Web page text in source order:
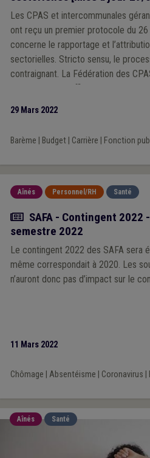
Les CPAS et intercommunales
ont reçu un premier protocole du
concerne le rapportage et
sectorielles. Stricto sensu, le
contraignant. La Fédération des
publiques ; l’intérêt de s’inscrire
S publiques wallonnes.
29 Mars 2022
Barème Budget| Carrière Fonction
Aînés Personnel/RH Santé
Actualité
SAFA - Contingent 2022
semestre 2022
Le contingent 2022 des SAFA sera
même correspondait à 2020. Les
n’auront donc pas d’impact sur le
11 Mars 2022
Chômage Absentéisme Coronavirus
Aînés Santé